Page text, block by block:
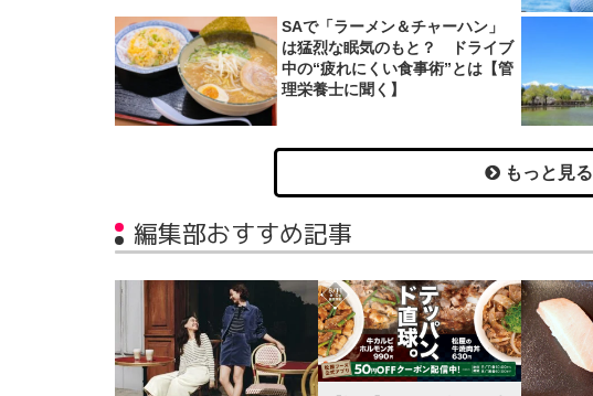
SAで「ラーメン＆チャーハン」
は猛烈な眠気のもと？ ドライブ
中の“疲れにくい食事術”とは【管
理栄養士に聞く】
もっと見る
編集部おすすめ記事